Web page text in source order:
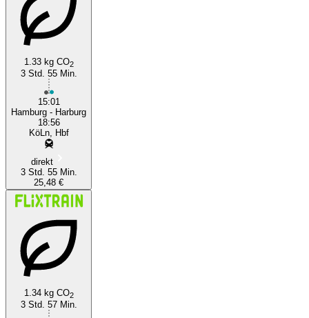
1.33 kg CO2
3 Std. 55 Min.
15:01
Hamburg - Harburg
18:56
KöLn, Hbf
direkt
3 Std. 55 Min.
25,48 €
1.34 kg CO2
3 Std. 57 Min.